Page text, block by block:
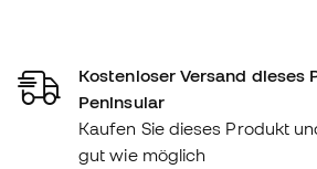
Kostenloser Versand dieses
Peninsular
Kaufen Sie dieses Produkt
gut wie möglich